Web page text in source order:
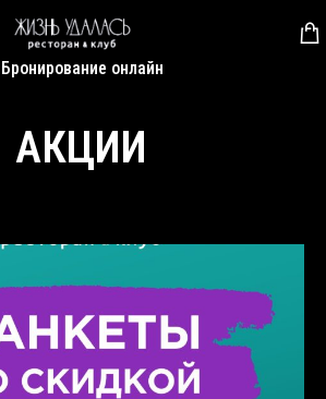
Бронирование онлайн
АКЦИИ